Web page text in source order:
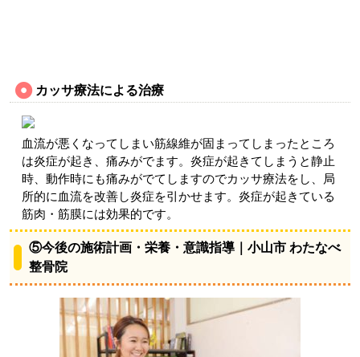
カッサ療法による治療
血流が悪くなってしまい筋線維が固まってしまったところ
は炎症が起き、痛みがでます。炎症が起きてしまうと静止
時、動作時にも痛みがでてしますのでカッサ療法をし、局
所的に血流を改善し炎症を引かせます。炎症が起きている
筋肉・筋膜には効果的です。
⑤今後の施術計画・栄養・意識指導｜小山市 わたなべ
整骨院